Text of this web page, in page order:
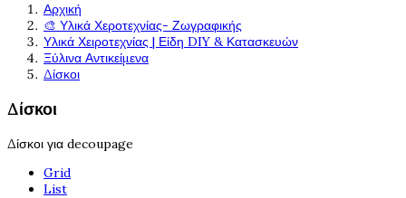
Αρχική
🎨 Υλικά Χεροτεχνίας- Ζωγραφικής
Υλικά Χειροτεχνίας | Είδη DIY & Κατασκευών
Ξύλινα Αντικείμενα
Δίσκοι
Δίσκοι
Δίσκοι για decoupage
Grid
List